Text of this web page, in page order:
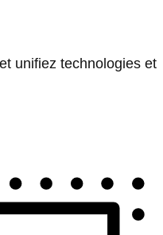
unifiez technologies et